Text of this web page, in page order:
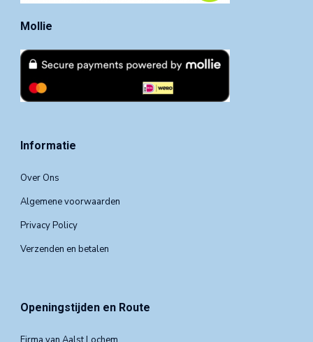
Mollie
Informatie
Over Ons
Algemene voorwaarden
Privacy Policy
Verzenden en betalen
Openingstijden en Route